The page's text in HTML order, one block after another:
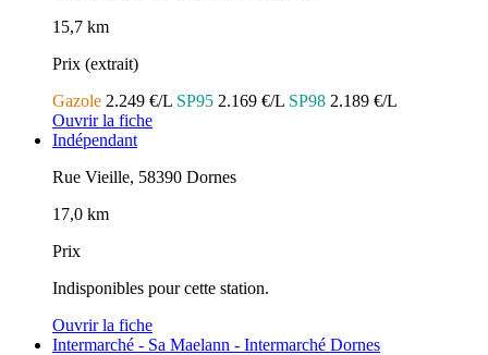
15,7 km
Prix (extrait)
Gazole 2.249 €/L SP95 2.169 €/L SP98 2.189 €/L
Ouvrir la fiche
Indépendant
Rue Vieille, 58390 Dornes
17,0 km
Prix
Indisponibles pour cette station.
Ouvrir la fiche
Intermarché - Sa Maelann - Intermarché Dornes